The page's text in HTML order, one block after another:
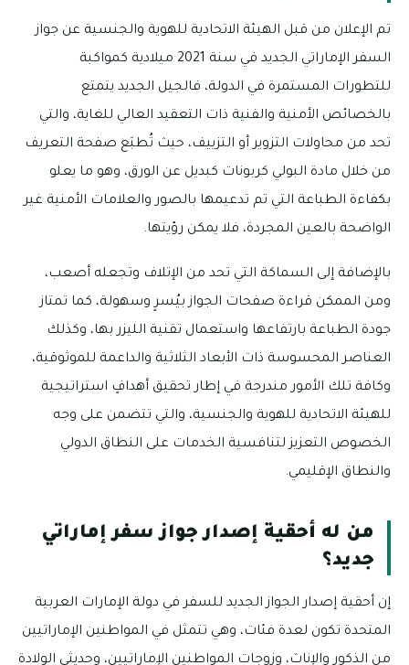
تم الإعلان من قبل الهيئة الاتحادية للهوية والجنسية عن جواز
السفر الإماراتي الجديد في سنة 2021 ميلادية كمواكبة
للتطورات المستمرة في الدولة، فالجيل الجديد يتمتع
بالخصائص الأمنية والفنية ذات التعقيد العالي للغاية، والتي
تحد من محاولات التزوير أو التزييف، حيث تُطبَع صفحة التعريف
من خلال مادة البولي كربونات كبديل عن الورق، وهو ما يعلو
بكفاءة الطباعة التي تم تدعيمها بالصور والعلامات الأمنية غير
الواضحة بالعين المجردة، فلا يمكن رؤيتها.
بالإضافة إلى السماكة التي تحد من الإتلاف وتجعله أصعب،
ومن الممكن قراءة صفحات الجواز بيُسرٍ وسهولة، كما تمتاز
جودة الطباعة بارتفاعها واستعمال تقنية الليزر بها، وكذلك
العناصر المحسوسة ذات الأبعاد الثلاثية والداعمة للموثوقية،
وكافة تلك الأمور مندرجة في إطار تحقيق أهدافٍ استراتيجية
للهيئة الاتحادية للهوية والجنسية، والتي تتضمن على وجه
الخصوص التعزيز لتنافسية الخدمات على النطاق الدولي
والنطاق الإقليمي.
من له أحقية إصدار جواز سفر إماراتي
جديد؟
إن أحقية إصدار الجواز الجديد للسفر في دولة الإمارات العربية
المتحدة تكون لعدة فئات، وهي تتمثل في المواطنين الإماراتيين
من الذكور والإناث، وزوجات المواطنين الإماراتيين، وحديثي الولادة